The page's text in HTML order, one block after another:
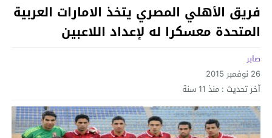
فريق الأهلي المصري يتخذ الامارات العربية
المتحدة معسكرا له لإعداد اللاعبين
صابر
26 نوفمبر 2015
آخر تحديث : منذ 11 سنة